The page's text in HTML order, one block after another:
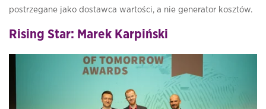
postrzegane jako dostawca wartości, a nie generator kosztów.
Rising Star: Marek Karpiński